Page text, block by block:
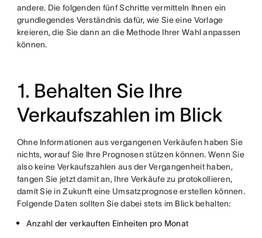
andere. Die folgenden fünf Schritte vermitteln Ihnen ein
grundlegendes Verständnis dafür, wie Sie eine Vorlage
kreieren, die Sie dann an die Methode Ihrer Wahl anpassen
können.
1. Behalten Sie Ihre
Verkaufszahlen im Blick
Ohne Informationen aus vergangenen Verkäufen haben Sie
nichts, worauf Sie Ihre Prognosen stützen können. Wenn Sie
also keine Verkaufszahlen aus der Vergangenheit haben,
fangen Sie jetzt damit an, Ihre Verkäufe zu protokollieren,
damit Sie in Zukunft eine Umsatzprognose erstellen können.
Folgende Daten sollten Sie dabei stets im Blick behalten:
Anzahl der verkauften Einheiten pro Monat